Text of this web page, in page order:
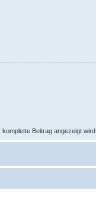
Beitrag angezeigt wird.